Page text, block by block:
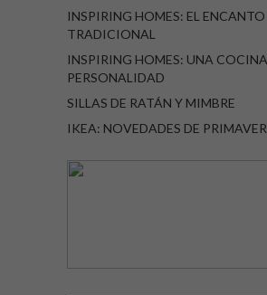
INSPIRING HOMES: EL ENCANTO
TRADICIONAL
INSPIRING HOMES: UNA
PERSONALIDAD
SILLAS DE RATÁN Y MIMBRE
IKEA: NOVEDADES DE